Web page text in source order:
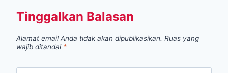
Tinggalkan Balasan
Alamat email Anda tidak akan dipublikasikan. Ruas yang
wajib ditandai *